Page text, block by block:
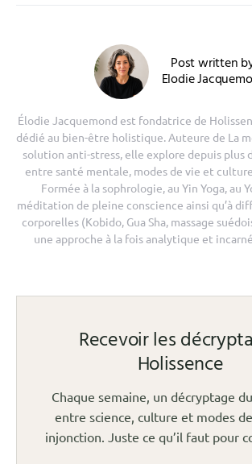
Post written
Elodie
Élodie Jacquemond est fondatrice de
dédié au bien-être holistique. Auteure de La
solution anti-stress, elle explore depuis plus
entre santé mentale, modes de vie et
Formée à la sophrologie, au Yin Yoga, au
méditation de pleine conscience ainsi qu’à
corporelles (Kobido, Gua Sha, massage
une approche à la fois analytique et
Recevoir les
Holissence
Chaque semaine, un décryptage
entre science, culture et modes
injonction. Juste ce qu’il faut pour